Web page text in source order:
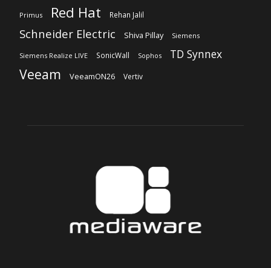
Primus Red Hat Rehan Jalil
Schneider Electric Shiva Pillay Siemens
Siemens Realize LIVE SonicWall Sophos TD Synnex
Veeam VeeamON26 Vertiv